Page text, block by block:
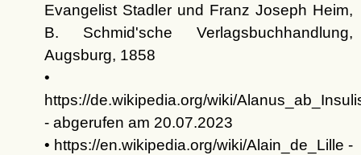
Evangelist Stadler und Franz Joseph Heim,
B. Schmid'sche Verlagsbuchhandlung,
Augsburg, 1858
•
https://de.wikipedia.org/wiki/
- abgerufen am 20.07.2023
• https://en.wikipedia.org/wiki/Alain_de_Lille -